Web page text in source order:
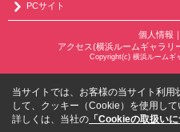
PCサイト
個人情報
アクセス(横浜ルームギャラリ
Copyright(c) 横浜ルームギ
当サイトでは、お客様の当サイト利用
して、クッキー（Cookie）を使用して
詳しくは、当社の 「Cookieの取扱いに